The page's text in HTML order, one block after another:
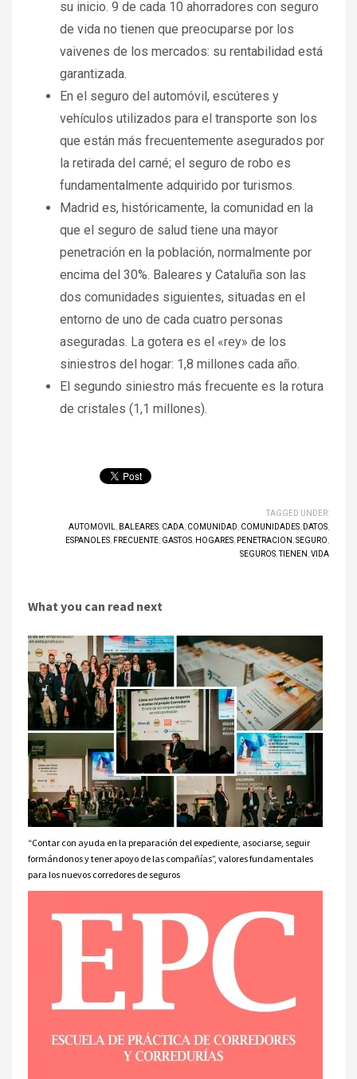
su inicio. 9 de cada 10 ahorradores con seguro
de vida no tienen que preocuparse por los
vaivenes de los mercados: su rentabilidad está
garantizada.
En el seguro del automóvil, escúteres y
vehículos utilizados para el transporte son los
que están más frecuentemente asegurados por
la retirada del carné; el seguro de robo es
fundamentalmente adquirido por turismos.
Madrid es, históricamente, la comunidad en la
que el seguro de salud tiene una mayor
penetración en la población, normalmente por
encima del 30%. Baleares y Cataluña son las
dos comunidades siguientes, situadas en el
entorno de uno de cada cuatro personas
aseguradas. La gotera es el «rey» de los
siniestros del hogar: 1,8 millones cada año.
El segundo siniestro más frecuente es la rotura
de cristales (1,1 millones).
TAGGED UNDER:
AUTOMOVIL
BALEARES CADA COMUNIDAD COMUNIDADES DATOS
ESPANOLES FRECUENTE GASTOS HOGARES PENETRACION SEGURO
SEGUROS ,TIENEN VIDA
What you can read next
“Contar con ayuda en la preparación del expediente, asociarse, seguir
formándonos y tener apoyo de las compañías”, valores fundamentales
para los nuevos corredores de seguros